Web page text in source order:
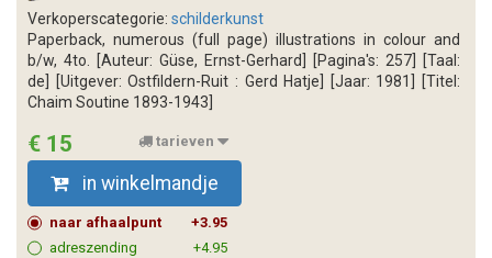
Verkoperscategorie: schilderkunst
Paperback, numerous (full page) illustrations in colour and
b/w, 4to. [Auteur: Güse, Ernst-Gerhard] [Pagina's: 257] [Taal:
de] [Uitgever: Ostfildern-Ruit : Gerd Hatje] [Jaar: 1981] [Titel:
Chaim Soutine 1893-1943]
€ 15 tarieven
in winkelmandje
naar afhaalpunt
+3.95
adreszending
+4.95